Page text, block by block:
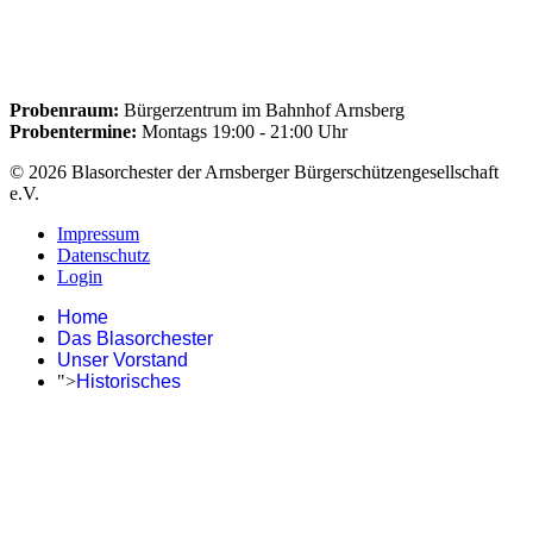
Probenraum: Bürgerzentrum im Bahnhof Arnsberg
Probentermine: Montags 19:00 - 21:00 Uhr
© 2026 Blasorchester der Arnsberger Bürgerschützengesellschaft
e.V.
Impressum
Datenschutz
Login
Home
Das Blasorchester
Unser Vorstand
">Historisches